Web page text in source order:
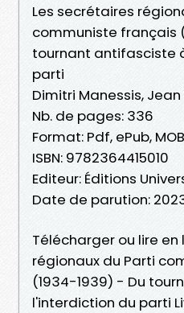
Les secrétaires
communiste français
tournant antifasciste
parti
Dimitri Manessis,
Nb. de pages: 336
Format: Pdf, ePub,
ISBN: 9782364415010
Editeur: Éditions
Date de parution:
Télécharger ou lire
régionaux du Parti
(1934-1939) - Du
l'interdiction du parti